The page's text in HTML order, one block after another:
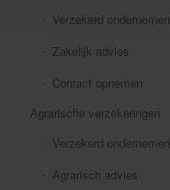
Verzekerd ondernemen
Zakelijk advies
Contact opnemen
Agrarische verzekeringen
Verzekerd ondernemen
Agrarisch advies